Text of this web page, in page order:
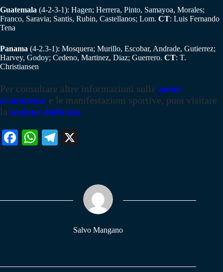
Guatemala (4-2-3-1): Hagen; Herrera, Pinto, Samayoa, Morales;
Franco, Saravia; Santis, Rubin, Castellanos; Lom. CT: Luis Fernando
Tena
Panama (4-2.3-1): Mosquera; Murillo, Escobar, Andrade, Gutierrez;
Harvey, Godoy; Cedeno, Martinez, Diaz; Guerrero. CT: T.
Christiansen
Per consultare altre informazioni sulle quote
scommesse e le manifestazioni sportive, puoi visitare
la sezione dedicata
Fa W
pp
Te
m
Salvo Mangano